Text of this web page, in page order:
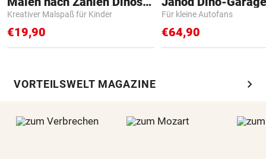
Kreativer Malspaß für Kinder
€19,90
Für kleine Autofans
€64,90
VORTEILSWELT MAGAZINE chevron_right